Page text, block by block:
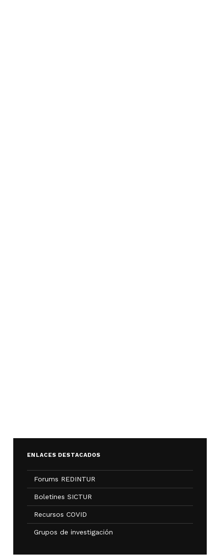
ENLACES DESTACADOS
Forums REDINTUR
Boletines SICTUR
Recursos COVID
Grupos de investigación